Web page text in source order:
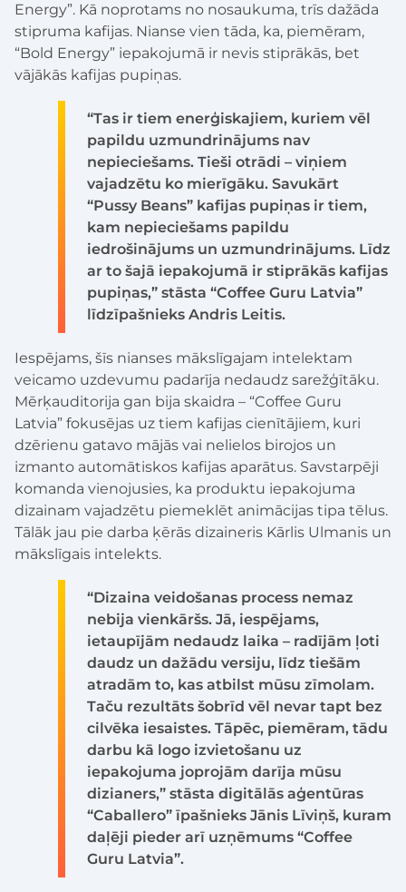
Energy”. Kā noprotams no nosaukuma, trīs dažāda
stipruma kafijas. Nianse vien tāda, ka, piemēram,
“Bold Energy” iepakojumā ir nevis stiprākās, bet
vājākās kafijas pupiņas.
“Tas ir tiem enerģiskajiem, kuriem vēl
papildu uzmundrinājums nav
nepieciešams. Tieši otrādi – viņiem
vajadzētu ko mierīgāku. Savukārt
“Pussy Beans” kafijas pupiņas ir tiem,
kam nepieciešams papildu
iedrošinājums un uzmundrinājums. Līdz
ar to šajā iepakojumā ir stiprākās kafijas
pupiņas,” stāsta “Coffee Guru Latvia”
līdzīpašnieks Andris Leitis.
Iespējams, šīs nianses mākslīgajam intelektam
veicamo uzdevumu padarīja nedaudz sarežģītāku.
Mērķauditorija gan bija skaidra – “Coffee Guru
Latvia” fokusējas uz tiem kafijas cienītājiem, kuri
dzērienu gatavo mājās vai nelielos birojos un
izmanto automātiskos kafijas aparātus. Savstarpēji
komanda vienojusies, ka produktu iepakojuma
dizainam vajadzētu piemeklēt animācijas tipa tēlus.
Tālāk jau pie darba ķērās dizaineris Kārlis Ulmanis un
mākslīgais intelekts.
“Dizaina veidošanas process nemaz
nebija vienkāršs. Jā, iespējams,
ietaupījām nedaudz laika – radījām ļoti
daudz un dažādu versiju, līdz tiešām
atradām to, kas atbilst mūsu zīmolam.
Taču rezultāts šobrīd vēl nevar tapt bez
cilvēka iesaistes. Tāpēc, piemēram, tādu
darbu kā logo izvietošanu uz
iepakojuma joprojām darīja mūsu
dizianers,” stāsta digitālās aģentūras
“Caballero” īpašnieks Jānis Līviņš, kuram
daļēji pieder arī uzņēmums “Coffee
Guru Latvia”.